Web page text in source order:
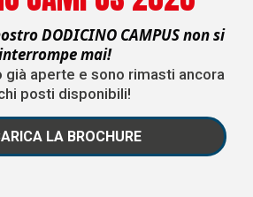
DODICINO CAMPUS non si
mai!
già aperte e sono rimasti ancora
posti disponibili!
LA BROCHURE